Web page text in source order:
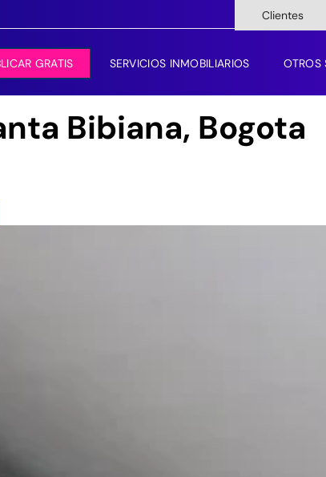
Clientes
GRATIS SERVICIOS INMOBILIARIOS OTROS
Bibiana, Bogota